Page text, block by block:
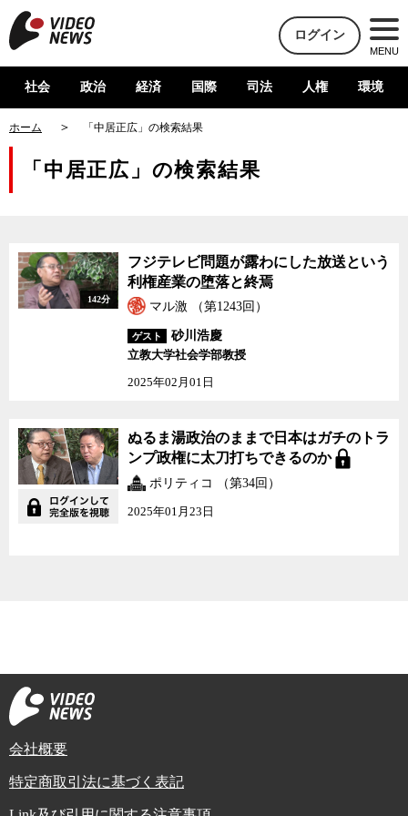
ログイン
MENU
社会 政治 経済 国際 司法 人権 環境
ホーム 「中居正広」の検索結果
「中居正広」の検索結果
142分
フジテレビ問題が露わにした放送という
利権産業の堕落と終焉
マル激 （第1243回）
ゲスト
砂川浩慶
立教大学社会学部教授
2025年02月01日
ぬるま湯政治のままで日本はガチのトラ
ンプ政権に太刀打ちできるのか
ポリティコ （第34回）
2025年01月23日
会社概要
特定商取引法に基づく表記